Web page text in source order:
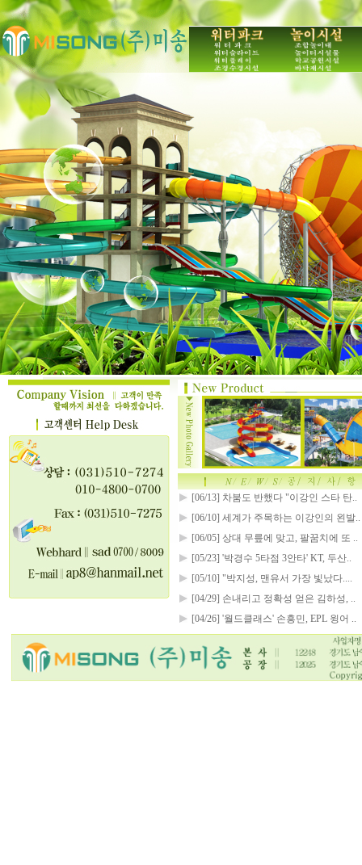
[06/13] 차붐도 반했다 "이강인 스타 탄..
[06/10] 세계가 주목하는 이강인의 왼발..
[06/05] 상대 무릎에 맞고, 팔꿈치에 또 ..
[05/23] '박경수 5타점 3안타' KT, 두산..
[05/10] "박지성, 맨유서 가장 빛났다....
[04/29] 손내리고 정확성 얻은 김하성, ..
[04/26] '월드클래스' 손흥민, EPL 윙어 ..